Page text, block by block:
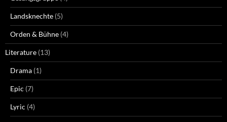
Landsknechte (5)
Orden & Bühne (4)
Literature (13)
Drama (1)
Epic (7)
Lyric (4)